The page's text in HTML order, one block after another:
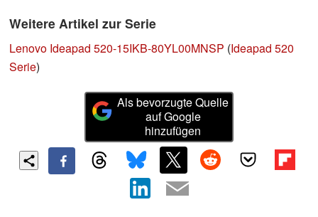
Weitere Artikel zur Serie
Lenovo Ideapad 520-15IKB-80YL00MNSP (Ideapad 520
Serie)
Als bevorzugte Quelle
auf Google
hinzufügen